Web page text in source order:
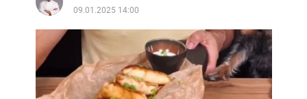
09.01.2025 14:00